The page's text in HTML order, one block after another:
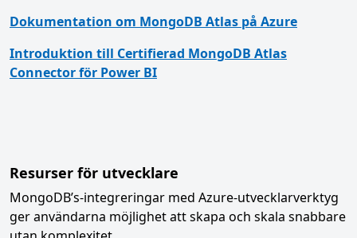
Dokumentation om MongoDB Atlas på Azure
Introduktion till Certifierad MongoDB Atlas
Connector för Power BI
Resurser för utvecklare
MongoDB’s-integreringar med Azure-utvecklarverktyg
ger användarna möjlighet att skapa och skala snabbare